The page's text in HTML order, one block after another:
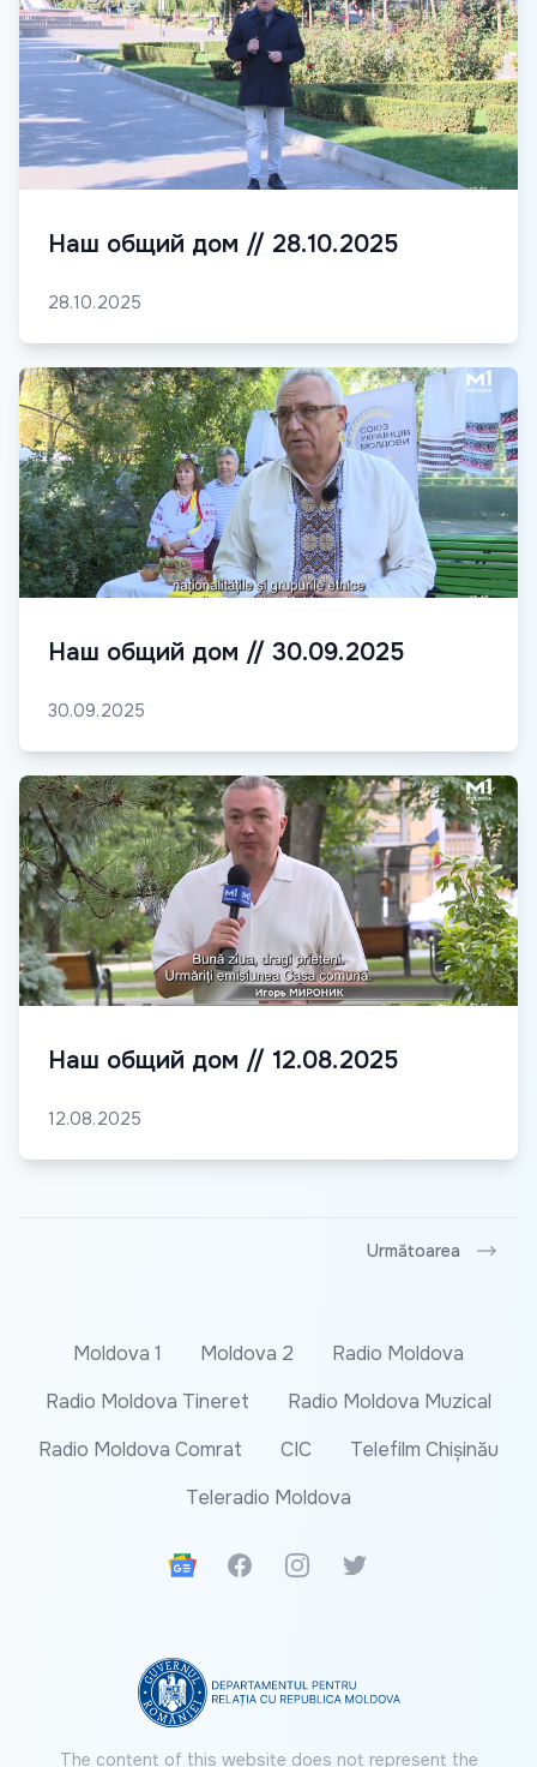
Наш общий дом // 28.10.2025
28.10.2025
Наш общий дом // 30.09.2025
30.09.2025
Наш общий дом // 12.08.2025
12.08.2025
Următoarea
Moldova 1 Moldova 2
Radio Moldova
Radio Moldova Tineret
Radio Moldova Muzical
Radio Moldova Comrat
CIC
Telefilm Chișinău
Teleradio Moldova
Google News
FacebookInstagramTwitter
The content of this website does not represent the